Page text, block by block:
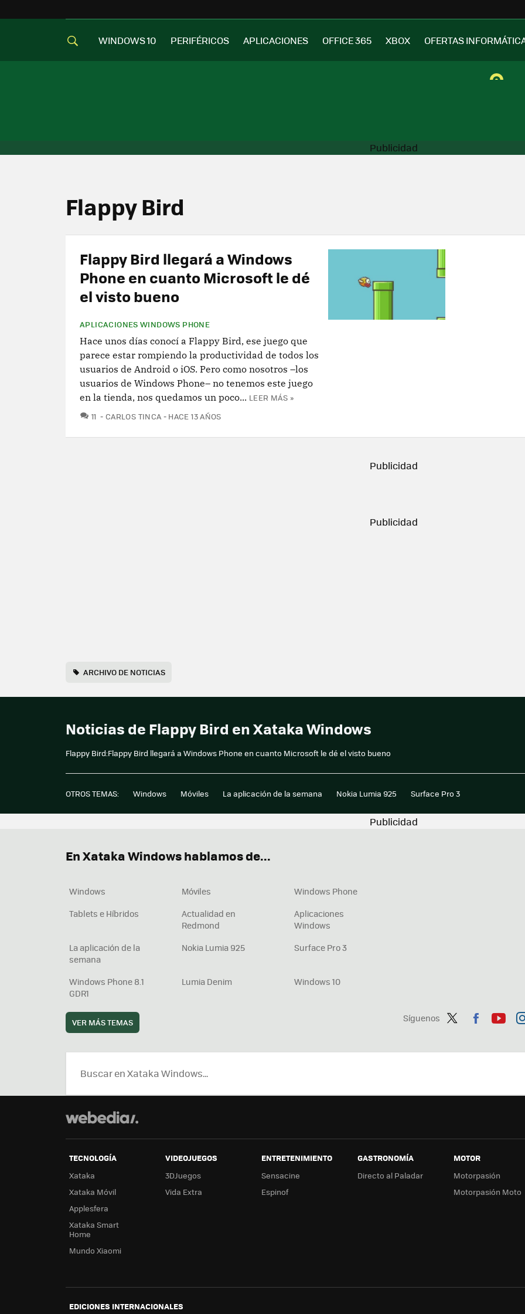
WINDOWS 10 PERIFÉRICOS APLICACIONES OFFICE 365 XBOX OFERTAS
Flappy Bird
Flappy Bird llegará a Windows
Phone en cuanto Microsoft le dé
el visto bueno
APLICACIONES WINDOWS PHONE
Hace unos días conocí a Flappy Bird, ese juego que
parece estar rompiendo la productividad de todos los
usuarios de Android o iOS. Pero como nosotros –los
usuarios de Windows Phone– no tenemos este juego
en la tienda, nos quedamos un poco... LEER MÁS »
11 COMENTARIOS
CARLOS TINCA HACE 13 AÑOS
ARCHIVO DE NOTICIAS
Noticias de Flappy Bird en Xataka Windows
Flappy Bird:Flappy Bird llegará a Windows Phone en cuanto Microsoft le dé el visto bueno
OTROS TEMAS: Windows Móviles La aplicación de la semana Nokia Lumia 925 Surface Pro 3
Síguenos
ter
ebo tub
En Xataka Windows hablamos de...
Windows Móviles
Windows Phone
Tablets e Híbridos
Actualidad en
Redmond
Aplicaciones
Windows
La aplicación de la
semana
Nokia Lumia 925 Surface Pro 3
Windows Phone 8.1
GDR1
Lumia Denim Windows 10
VER MÁS TEMAS
TECNOLOGÍA
Xataka
Xataka Móvil
Applesfera
Xataka Smart
Home
Mundo Xiaomi
VIDEOJUEGOS
3DJuegos
Vida Extra
ENTRETENIMIENTO
Sensacine
Espinof
GASTRONOMÍA
Directo al Paladar
MOTOR
Motorpasión
Motorpasión Moto
EDICIONES INTERNACIONALES